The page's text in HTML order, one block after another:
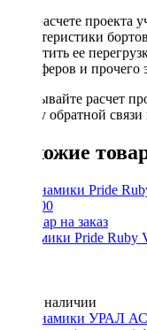
При расчете проекта
характеристики
допустить ее
сабвуферов и
Заказывайте расчет
форму обратной
Похожие
Динамики Pride Ruby
Нет в наличии